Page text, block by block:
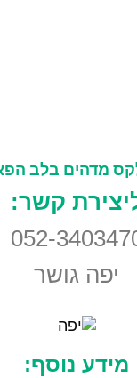
מדהים בלב
קשר:
052-
יפה גושר
מידע נוסף: